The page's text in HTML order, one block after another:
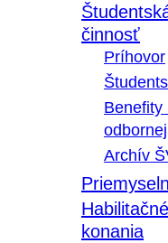
činnosť
Príhovor
Benefity
Archív
konania